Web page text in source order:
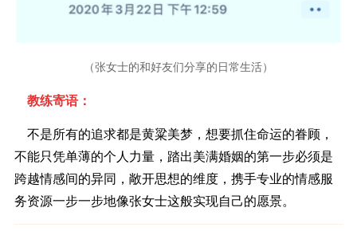
（张女士的和好友们分享的日常生活）
教练寄语：
不是所有的追求都是黄粱美梦，想要抓住命运的眷顾，
不能只凭单薄的个人力量，踏出美满婚姻的第一步必须是
跨越情感间的异同，敞开思想的维度，携手专业的情感服
务资源一步一步地像张女士这般实现自己的愿景。